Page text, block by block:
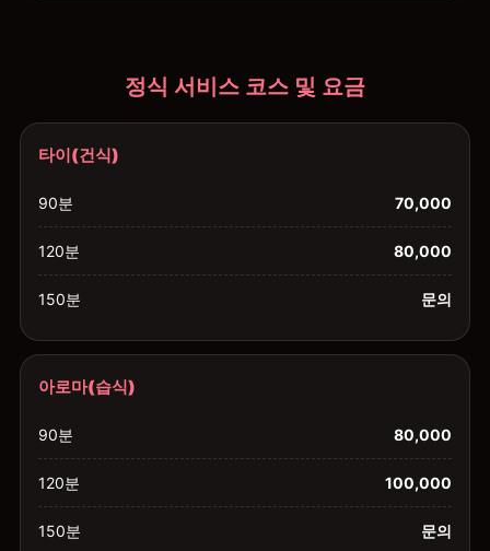
정식 서비스 코스 및 요금
타이(건식)
90분 70,000
120분 80,000
150분 문의
아로마(습식)
90분 80,000
120분 100,000
150분 문의